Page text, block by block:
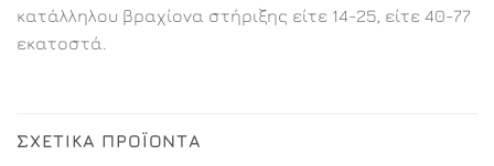
κατάλληλου βραχίονα στήριξης είτε 14-25, είτε 40-77
εκατοστά.
ΣΧΕΤΙΚΆ ΠΡΟΪΌΝΤΑ